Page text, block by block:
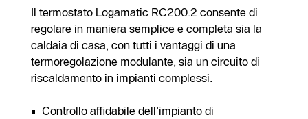
Il termostato Logamatic RC200.2 consente di
regolare in maniera semplice e completa sia la
caldaia di casa, con tutti i vantaggi di una
termoregolazione modulante, sia un circuito di
riscaldamento in impianti complessi.
Controllo affidabile dell'impianto di